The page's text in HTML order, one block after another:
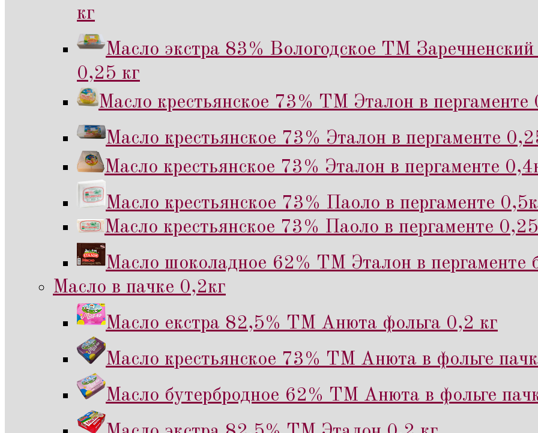
кг
Масло экстра 83% Вологодское ТМ Заречненский
0,25 кг
Масло крестьянское 73% ТМ Эталон в пергаменте
Масло крестьянское 73% Эталон в пергаменте
Масло крестьянское 73% Эталон в пергаменте
Масло крестьянское 73% Паоло в пергаменте
Масло крестьянское 73% Паоло в пергаменте
Масло шоколадное 62% ТМ Эталон в пергаменте
Масло в пачке 0,2кг
Масло екстра 82,5% ТМ Анюта фольга 0,2 кг
Масло крестьянское 73% ТМ Анюта в фольге
Масло бутербродное 62% ТМ Анюта в фольге